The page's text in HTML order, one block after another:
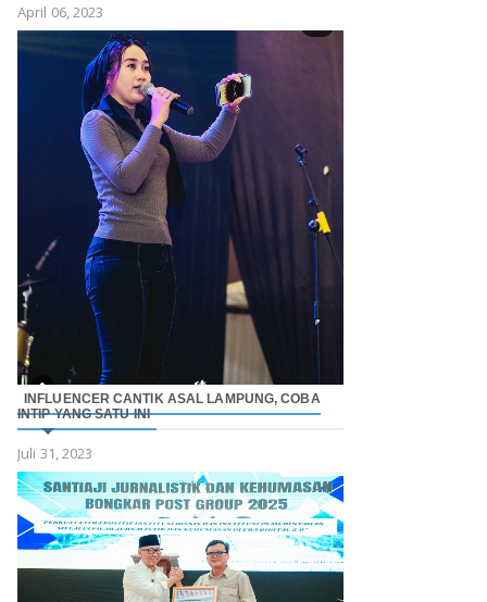
April 06, 2023
INFLUENCER CANTIK ASAL LAMPUNG, COBA
INTIP YANG SATU INI
Juli 31, 2023